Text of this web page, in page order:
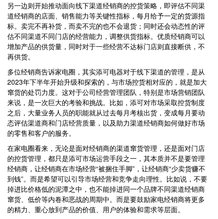
另一边则开始推动面向线下渠道经销商的控货策略，即评估不同渠
道经销商的店面、销售能力等关键性指标，每月给予一定的货源指
标。卖完不再补货，而卖不完的也不会退货；同时还会动态性的评
估不同渠道不同门店的经营能力，调整供货指标。优质经销商可以
增加产品的供货量，同时对于一些经营不达标门店则直接断供，不
再供货。
多位经销商告诉家电圈，其实添可电器对于线下渠道的管理，是从
2023年下半年开始升级和探索的，与市场控货相对应的，就是加大
窜货的处罚力度。这对于公司经营管理团队，特别是市场营销团队
来说，是一次巨大的考验和挑战。比如，添可对市场采取控货制度
之后，大量业务人员的职能就从过去每月考核出货，变成每月要动
态评估渠道商和门店经营质量，以及助力渠道经销商如何做好市场
的零售和客户的服务。
在家电圈看来，无论是面对经销商的渠道窜货管理，还是面对门店
的控货管理，都只是添可市场运营手段之一，其本质并不是要管理
经销商，让经销商在市场经营“被捆住手脚”，让经销商“少卖货赚不
到钱”。而是希望可以引导市场经营和竞争走向理性。比如说，不要
掉进比价格低的泥潭之中，也不能掉进同一个品牌不同渠道经销商
窜货、低价等内卷和恶战的周期中。而是要鼓励家电经销商将更多
的精力、重心放到产品的价值、用户的体验和需求等层面。